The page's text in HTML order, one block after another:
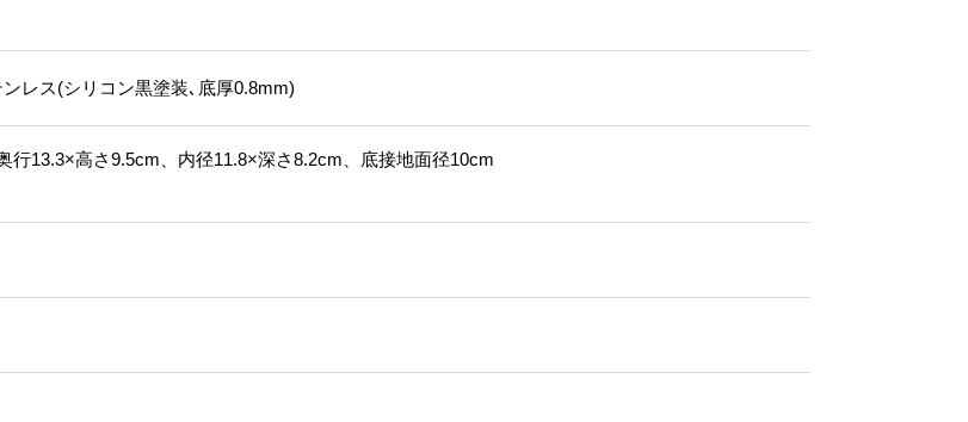
ンレス(シリコン黒塗装､底厚0.8mm)
行13.3×高さ9.5cm、内径11.8×深さ8.2cm、底接地面径10cm